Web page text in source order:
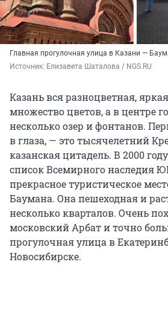
Главная прогулочная улица в Казани —
Источник: Елизавета Шаталова / NGS.RU
Казань вся разноцветная,
множество цветов, а в центре
несколько озер и фонтанов.
в глаза, — это тысячелетний
казанская цитадель. В 2000
список Всемирного наследия
прекрасное туристическое
Баумана. Она пешеходная и
несколько кварталов. Очень
московский Арбат и точно
прогулочная улица в
Новосибирске.